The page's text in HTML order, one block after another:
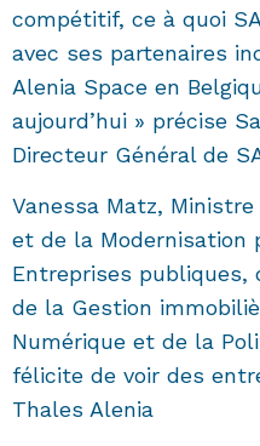
compétitif, ce à quoi
avec ses partenaires
Alenia Space en
aujourd’hui » précise
Directeur Général de
Vanessa Matz,
et de la Modernisation
Entreprises publiques,
de la Gestion
Numérique et de la
félicite de voir des
Thales Alenia